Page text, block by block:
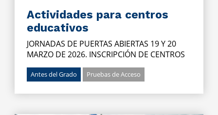
Actividades para centros
educativos
JORNADAS DE PUERTAS ABIERTAS 19 Y 20
MARZO DE 2026. INSCRIPCIÓN DE CENTROS
Antes del Grado Pruebas de Acceso